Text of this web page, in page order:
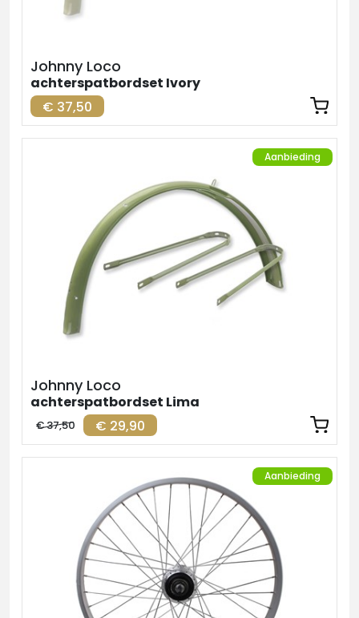
Johnny Loco
achterspatbordset Ivory
€ 37,50
Aanbieding
Johnny Loco
achterspatbordset Lima
€ 29,90
€ 37,50
Aanbieding